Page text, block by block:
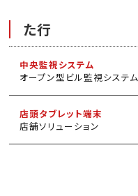
た行
中央監視システム
オープン型ビル監視システム
店頭タブレット端末
店舗ソリューション